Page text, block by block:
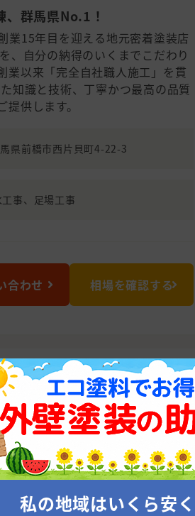
群馬県No.1！
業15年目を迎える地元密着塗装店
、自分の納得のいくまでこだわり
業以来「完全自社職人施工」を貫
知識と技術、丁寧かつ最高の品質
供します。
県前橋市西片貝町4-22-3
事、足場工事
合わせ 相場を確認する
い！
！ お客様にご満足いただけるよ
で、 何かお困りごとがございま
せ。私の地域はいくら安